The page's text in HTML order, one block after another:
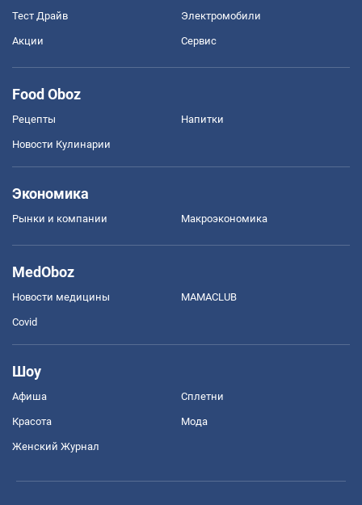
Тест Драйв Электромобили
Акции Сервис
Food Oboz
Рецепты Напитки
Новости Кулинарии
Экономика
Рынки и компании Mакроэкономика
MedOboz
Новости медицины MAMACLUB
Covid
Шоу
Афиша Сплетни
Красота Мода
Женский Журнал